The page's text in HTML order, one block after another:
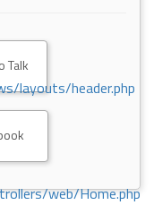
layouts/header.php
web/Home.php
Talk